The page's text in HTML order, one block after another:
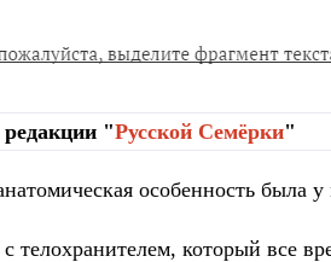
"Русской Cемёрки"
особенность была
телохранителем, который все